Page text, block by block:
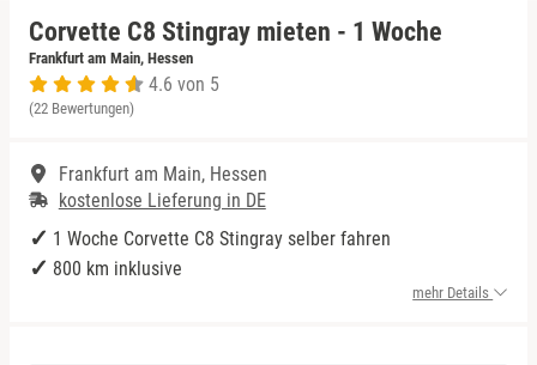
Corvette C8 Stingray mieten - 1 Woche
Frankfurt am Main, Hessen
4.6 von 5
(22 Bewertungen)
Frankfurt am Main, Hessen
kostenlose Lieferung in DE
1 Woche Corvette C8 Stingray selber fahren
800 km inklusive
mehr Details
Niedersachsen
NRW
Rheinland-Pfalz
Saarland
Porsche mieten